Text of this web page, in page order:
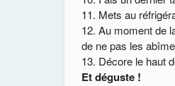
Mets au
Au moment de
de ne pas les
Décore le haut
Et déguste !